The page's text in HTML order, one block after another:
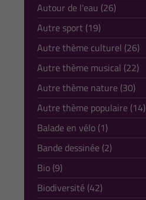
Autour de l'eau (26)
Autre sport (19)
Autre thème culturel (26)
Autre thème musical (22)
Autre thème nature (30)
Autre thème populaire (14)
Balade en vélo (1)
Bande dessinée (2)
Bio (9)
Biodiversité (42)